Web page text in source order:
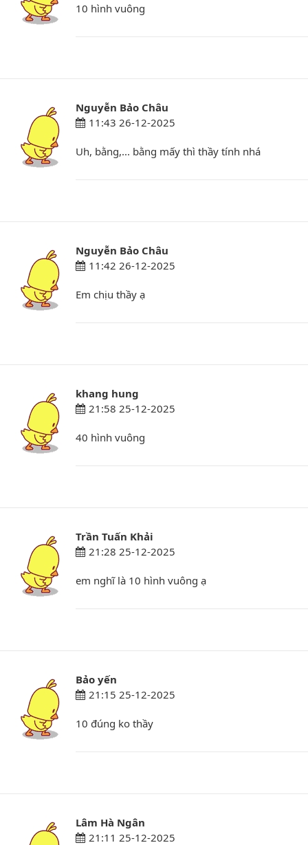
10 hình vuông
Nguyễn Bảo Châu
11:43 26-12-2025
Uh, bằng,... bằng mấy thì thầy tính nhá
Nguyễn Bảo Châu
11:42 26-12-2025
Em chịu thầy ạ
khang hung
21:58 25-12-2025
40 hình vuông
Trần Tuấn Khải
21:28 25-12-2025
em nghĩ là 10 hình vuông ạ
Bảo yến
21:15 25-12-2025
10 đúng ko thầy
Lâm Hà Ngân
21:11 25-12-2025